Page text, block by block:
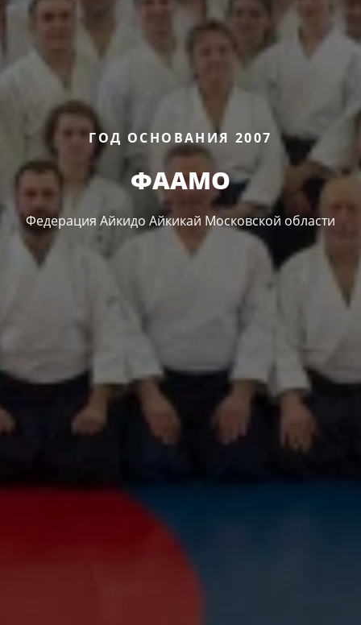
ГОД ОСНОВАНИЯ 2007
ФААМО
Федерация Айкидо Айкикай Московской области​